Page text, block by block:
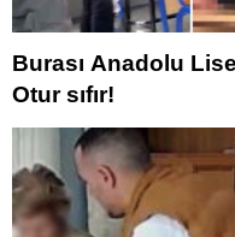
Burası Anadolu
Otur sıfır!